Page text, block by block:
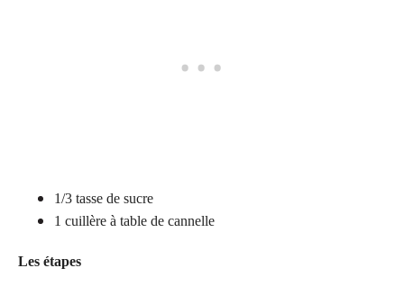
1/3 tasse de sucre
1 cuillère à table de cannelle
Les étapes